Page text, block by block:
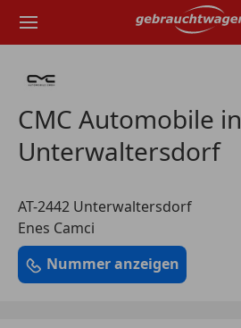
Hauptinhalt
CMC Automobile in
Unterwaltersdorf
AT-2442 Unterwaltersdorf
Enes Camci
Nummer anzeigen